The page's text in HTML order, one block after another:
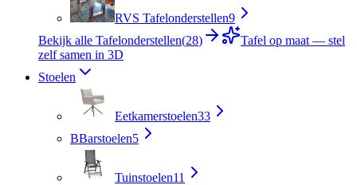
RVS Tafelonderstellen9
Bekijk alle Tafelonderstellen(28)
Tafel op maat — stel
zelf samen in 3D
Stoelen
Eetkamerstoelen33
BBarstoelen5
Tuinstoelen11